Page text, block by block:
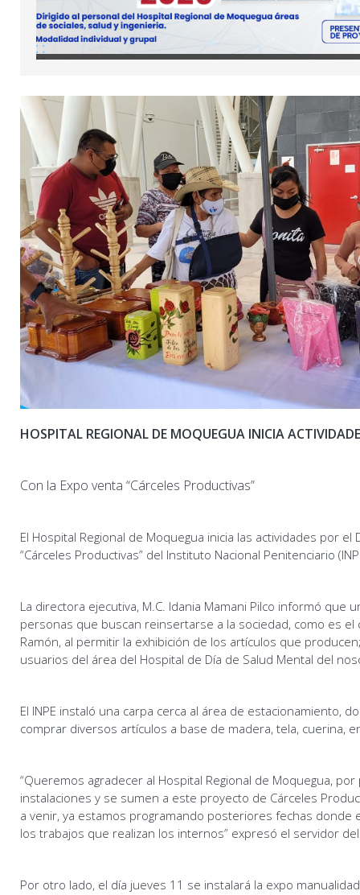
HOSPITAL REGIONAL DE MOQUEGUA INICIA
Con la Expo venta “Cárceles Productivas”
El Hospital Regional de Moquegua inicia las actividades por el
“Cárceles Productivas” del Instituto Nacional Penitenciario
La directora ejecutiva, M.C. Idania Mamani Pilco informó que
personas que buscan reinsertarse a la sociedad, como es
Ramón, al permitir la exhibición de los artículos que
usuarios del área del Hospital de Día de Salud Mental del
El INPE instaló una carpa cerca al área de estacionamiento,
comprar diversos artículos a base de madera, tela, cuerina,
“Queremos agradecer al Hospital Regional de Moquegua,
instalaciones y se sumen a este proyecto de Cárceles
a venir, ya estamos programando posteriores fechas donde
los trabajos que realizan los internos” expresó el servidor del
Por otro lado, el día jueves 11 se instalará la expo